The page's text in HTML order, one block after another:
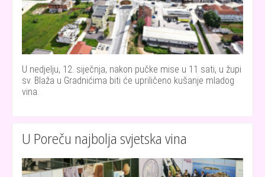
U nedjelju, 12. siječnja, nakon pučke mise u 11 sati, u župi
sv. Blaža u Gradnićima biti će upriličeno kušanje mladog
vina.
U Poreču najbolja svjetska vina